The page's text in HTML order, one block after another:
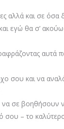
αλλά και σε
εγώ θα σ’
αυτά
σου και να
να σε βοηθήσουν
σου – το